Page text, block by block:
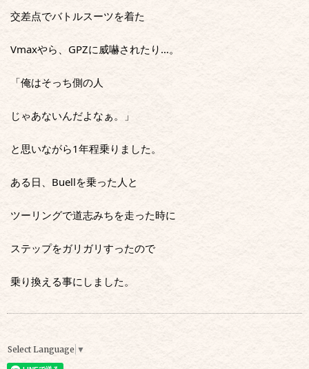
交差点でバトルスーツを着た
Vmaxやら、GPZに威嚇されたり…。
「俺はそっち側の人
じゃあないんだよなぁ。」
と思いながら1年程乗りました。
ある日、Buellを乗った人と
ツーリングで道志みちを走った時に
ステップをガリガリすったので
乗り換える事にしました。
Select Language ▼